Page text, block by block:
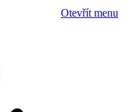
Otevřít menu